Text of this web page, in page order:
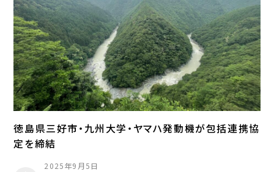
徳島県三好市・九州大学・ヤマハ発動機が包括連携協
定を締結
2025年9月5日